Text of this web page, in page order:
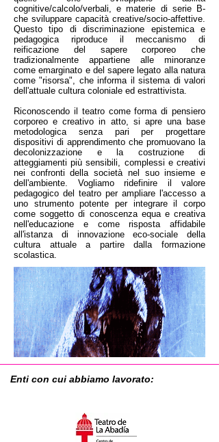
cognitive/calcolo/verbali, e materie di serie B-
che sviluppare capacità creative/socio-affettive.
Questo tipo di discriminazione epistemica e
pedagogica riproduce il meccanismo di
reificazione del sapere corporeo che
tradizionalmente appartiene alle minoranze
come emarginato e del sapere legato alla natura
come "risorsa", che informa il sistema di valori
dell'attuale cultura coloniale ed estrattivista.
Riconoscendo il teatro come forma di pensiero
corporeo e creativo in atto, si apre una base
metodologica senza pari per progettare
dispositivi di apprendimento che promuovano la
decolonizzazione e la costruzione di
atteggiamenti più sensibili, complessi e creativi
nei confronti della società nel suo insieme e
dell'ambiente. Vogliamo ridefinire il valore
pedagogico del teatro per ampliare l'accesso a
uno strumento potente per integrare il corpo
come soggetto di conoscenza equa e creativa
nell'educazione e come risposta affidabile
all'istanza di innovazione eco-sociale della
cultura attuale a partire dalla formazione
scolastica.
Enti con cui abbiamo lavorato: